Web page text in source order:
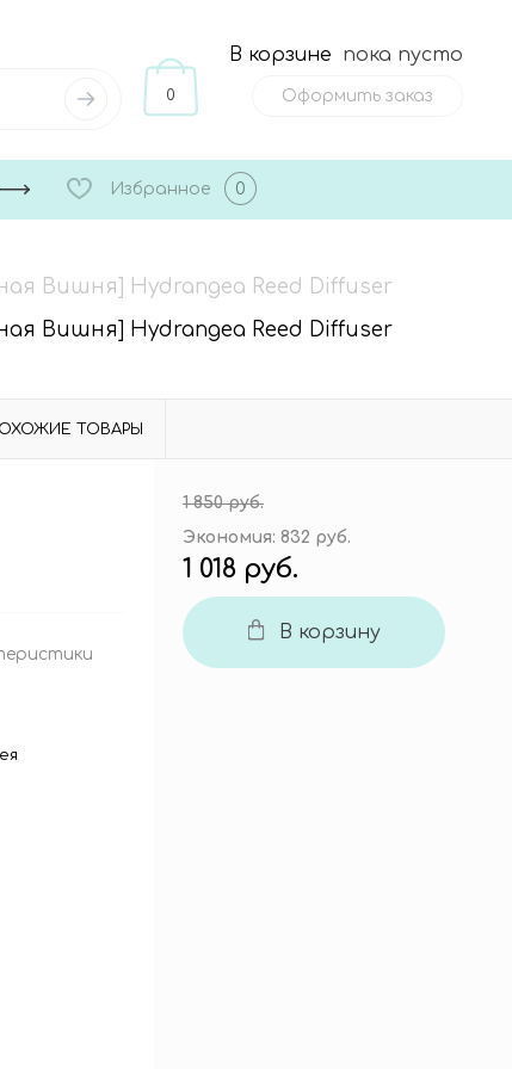
0
В корзине пока пусто
Оформить заказ
Избранное 0
Вишня] Hydrangea Reed Diffuser
Вишня] Hydrangea Reed Diffuser
ТОВАРЫ
1 850 руб.
Экономия: 832 руб.
1 018 руб.
В корзину